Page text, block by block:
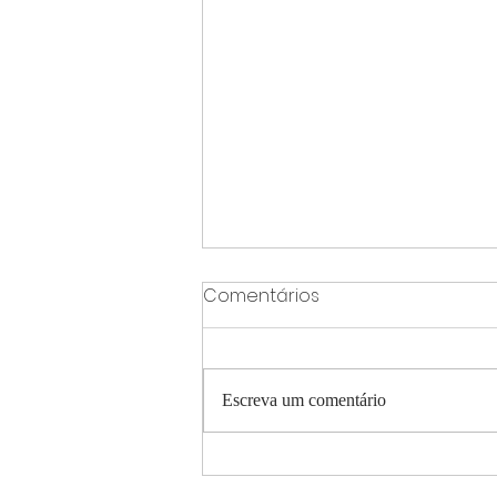
A Coxixo durante a COVID-
Comentários
Escreva um comentário